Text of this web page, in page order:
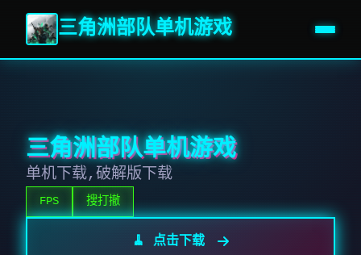
三角洲部队单机游戏
三角洲部队单机游戏
单机下载,破解版下载
FPS 搜打撤
🧹 点击下载